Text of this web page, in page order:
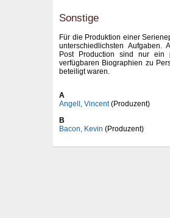
Sonstige
Für die Produktion einer
unterschiedlichsten Aufgaben.
Post Production sind nur
verfügbaren Biographien zu
beteiligt waren.
A
Angell, Vincent(Produzent)
B
Bacon, Kevin (Produzent)